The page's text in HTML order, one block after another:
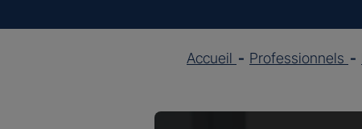
Accueil Professionnels